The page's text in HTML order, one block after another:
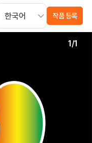
작품 등록
1/1